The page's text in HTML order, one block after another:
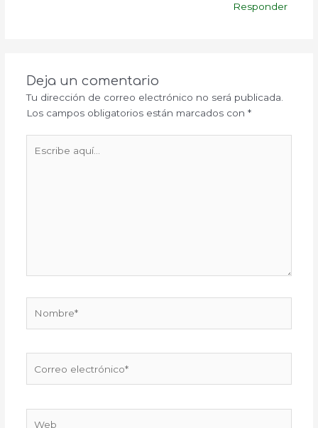
Responder
Deja un comentario
Tu dirección de correo electrónico no será publicada.
Los campos obligatorios están marcados con *
aquí...
electrónico*